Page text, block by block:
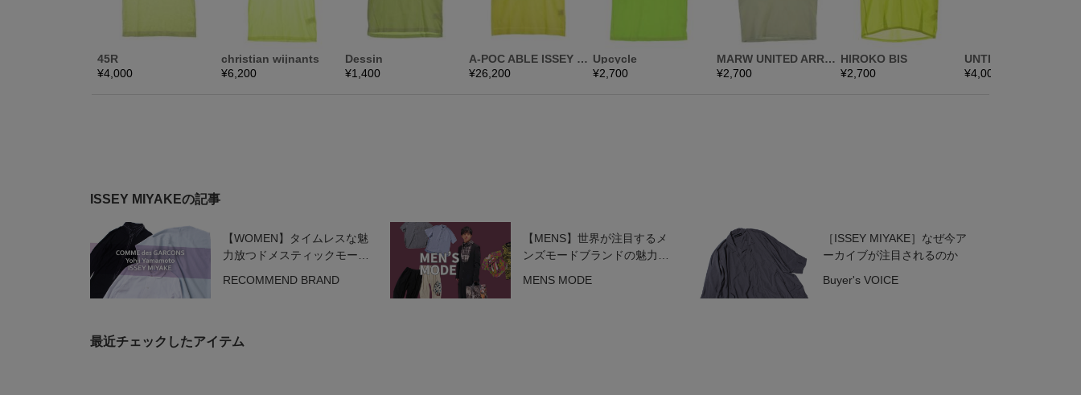
ISSEY MIYAKEの記事
【WOMEN】タイムレスな魅
力放つドメスティックモード
RECOMMEND BRAND
【MENS】世界が注目するメ
ンズモードブランドの魅力を
MENS MODE
［ISSEY MIYAKE］なぜ今ア
ーカイブが注目されるのか
Buyer's VOICE
最近チェックしたアイテム